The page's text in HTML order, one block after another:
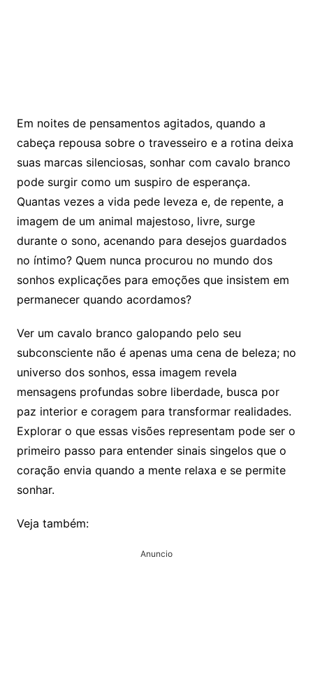
Em noites de pensamentos agitados, quando a
cabeça repousa sobre o travesseiro e a rotina deixa
suas marcas silenciosas, sonhar com cavalo branco
pode surgir como um suspiro de esperança.
Quantas vezes a vida pede leveza e, de repente, a
imagem de um animal majestoso, livre, surge
durante o sono, acenando para desejos guardados
no íntimo? Quem nunca procurou no mundo dos
sonhos explicações para emoções que insistem em
permanecer quando acordamos?
Ver um cavalo branco galopando pelo seu
subconsciente não é apenas uma cena de beleza; no
universo dos sonhos, essa imagem revela
mensagens profundas sobre liberdade, busca por
paz interior e coragem para transformar realidades.
Explorar o que essas visões representam pode ser o
primeiro passo para entender sinais singelos que o
coração envia quando a mente relaxa e se permite
sonhar.
Veja também:
Anuncio